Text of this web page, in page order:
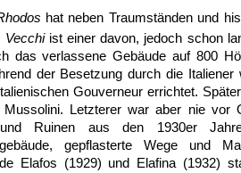
hat neben Traumständen und
Vecchiist einer davon, jedoch schon
das verlassene Gebäude auf 800
der Besetzung durch die
Gouverneur errichtet.
Mussolini. Letzterer war aber nie vor
Ruinen aus den 1930er
gepflasterte Wege und
Elafos (1929) und Elafina (1932)